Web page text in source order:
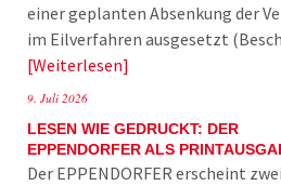
einer geplanten Absenkung der
im Eilverfahren ausgesetzt
Weiterlesen
9. Juli 2026
LESEN WIE GEDRUCKT: DER
EPPENDORFER ALS
Der EPPENDORFER erscheint